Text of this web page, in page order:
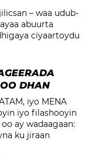
– waa udub-
abuurta
ciyaartoydu
DHAN
iyo MENA
iyo filashooyin
ay wadaagaan:
ku jiraan